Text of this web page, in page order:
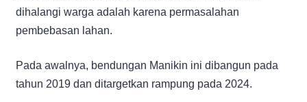
dihalangi warga adalah karena permasalahan
pembebasan lahan.
Pada awalnya, bendungan Manikin ini dibangun pada
tahun 2019 dan ditargetkan rampung pada 2024.